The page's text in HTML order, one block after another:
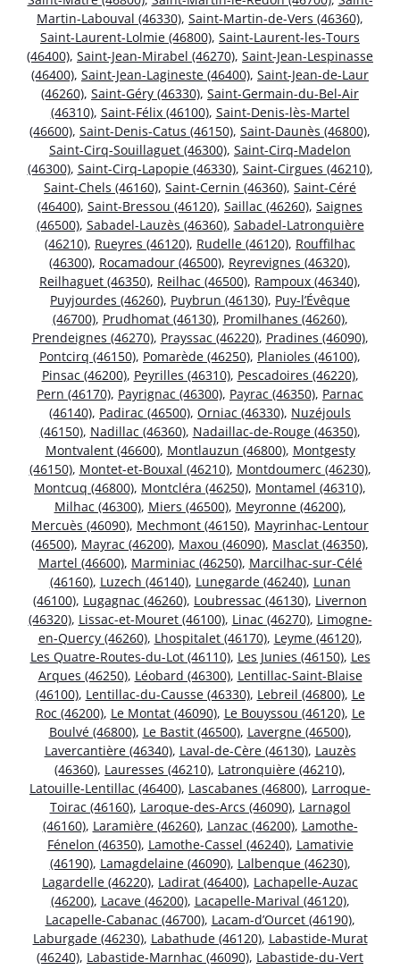
Martin-Labouval (46330), Saint-Martin-de-Vers (46360),
Saint-Laurent-Lolmie (46800), Saint-Laurent-les-Tours
(46400), Saint-Jean-Mirabel (46270), Saint-Jean-Lespinasse
(46400), Saint-Jean-Lagineste (46400), Saint-Jean-de-Laur
(46260), Saint-Géry (46330), Saint-Germain-du-Bel-Air
(46310), Saint-Félix (46100), Saint-Denis-lès-Martel
(46600), Saint-Denis-Catus (46150), Saint-Daunès (46800),
Saint-Cirq-Souillaguet (46300), Saint-Cirq-Madelon
(46300), Saint-Cirq-Lapopie (46330), Saint-Cirgues (46210),
Saint-Chels (46160), Saint-Cernin (46360), Saint-Céré
(46400), Saint-Bressou (46120), Saillac (46260), Saignes
(46500), Sabadel-Lauzès (46360), Sabadel-Latronquière
(46210), Rueyres (46120), Rudelle (46120), Rouffilhac
(46300), Rocamadour (46500), Reyrevignes (46320),
Reilhaguet (46350), Reilhac (46500), Rampoux (46340),
Puyjourdes (46260), Puybrun (46130), Puy-l’Évêque
(46700), Prudhomat (46130), Promilhanes (46260),
Prendeignes (46270), Prayssac (46220), Pradines (46090),
Pontcirq (46150), Pomarède (46250), Planioles (46100),
Pinsac (46200), Peyrilles (46310), Pescadoires (46220),
Pern (46170), Payrignac (46300), Payrac (46350), Parnac
(46140), Padirac (46500), Orniac (46330), Nuzéjouls
(46150), Nadillac (46360), Nadaillac-de-Rouge (46350),
Montvalent (46600), Montlauzun (46800), Montgesty
(46150), Montet-et-Bouxal (46210), Montdoumerc (46230),
Montcuq (46800), Montcléra (46250), Montamel (46310),
Milhac (46300), Miers (46500), Meyronne (46200),
Mercuès (46090), Mechmont (46150), Mayrinhac-Lentour
(46500), Mayrac (46200), Maxou (46090), Masclat (46350),
Martel (46600), Marminiac (46250), Marcilhac-sur-Célé
(46160), Luzech (46140), Lunegarde (46240), Lunan
(46100), Lugagnac (46260), Loubressac (46130), Livernon
(46320), Lissac-et-Mouret (46100), Linac (46270), Limogne-
en-Quercy (46260), Lhospitalet (46170), Leyme (46120),
Les Quatre-Routes-du-Lot (46110), Les Junies (46150), Les
Arques (46250), Léobard (46300), Lentillac-Saint-Blaise
(46100), Lentillac-du-Causse (46330), Lebreil (46800), Le
Roc (46200), Le Montat (46090), Le Bouyssou (46120), Le
Boulvé (46800), Le Bastit (46500), Lavergne (46500),
Lavercantière (46340), Laval-de-Cère (46130), Lauzès
(46360), Lauresses (46210), Latronquière (46210),
Latouille-Lentillac (46400), Lascabanes (46800), Larroque-
Toirac (46160), Laroque-des-Arcs (46090), Larnagol
(46160), Laramière (46260), Lanzac (46200), Lamothe-
Fénelon (46350), Lamothe-Cassel (46240), Lamativie
(46190), Lamagdelaine (46090), Lalbenque (46230),
Lagardelle (46220), Ladirat (46400), Lachapelle-Auzac
(46200), Lacave (46200), Lacapelle-Marival (46120),
Lacapelle-Cabanac (46700), Lacam-d’Ourcet (46190),
Laburgade (46230), Labathude (46120), Labastide-Murat
(46240), Labastide-Marnhac (46090), Labastide-du-Vert